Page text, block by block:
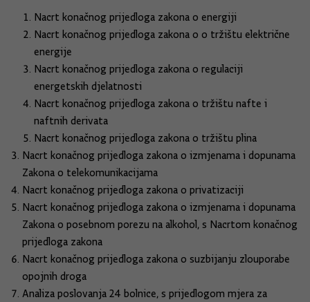
Nacrt konačnog prijedloga zakona o energiji
Nacrt konačnog prijedloga zakona o o tržištu električne
energije
Nacrt konačnog prijedloga zakona o regulaciji
energetskih djelatnosti
Nacrt konačnog prijedloga zakona o tržištu nafte i
naftnih derivata
Nacrt konačnog prijedloga zakona o tržištu plina
Nacrt konačnog prijedloga zakona o izmjenama i dopunama
Zakona o telekomunikacijama
Nacrt konačnog prijedloga zakona o privatizaciji
Nacrt konačnog prijedloga zakona o izmjenama i dopunama
Zakona o posebnom porezu na alkohol, s Nacrtom konačnog
prijedloga zakona
Nacrt konačnog prijedloga zakona o suzbijanju zlouporabe
opojnih droga
Analiza poslovanja 24 bolnice, s prijedlogom mjera za